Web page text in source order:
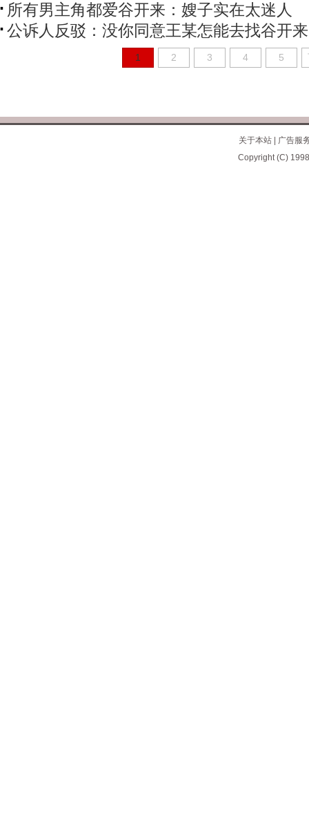
所有男主角都爱谷开来：嫂子实在太迷人
公诉人反驳：没你同意王某怎能去找谷开
1 2 3 4 5
关于本站|
广告服
Copyright (C)